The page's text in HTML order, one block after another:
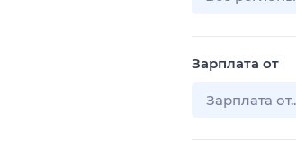
Зарплата от